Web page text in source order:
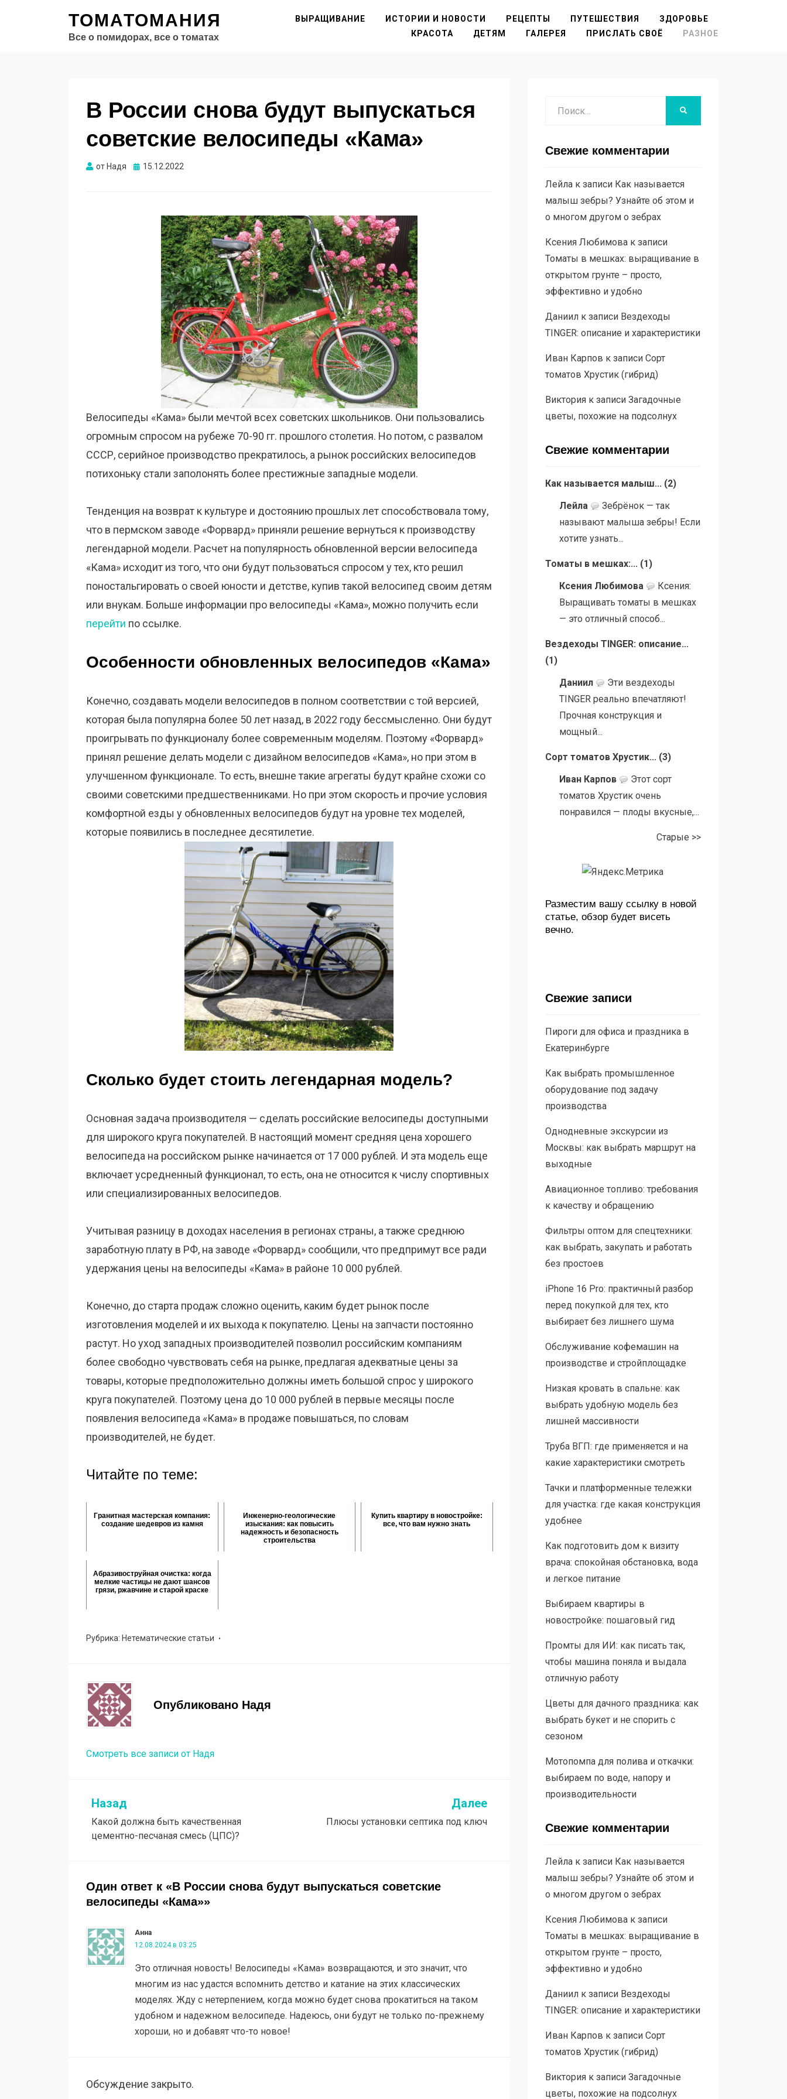
ТОМАТОМАНИЯ
Все о помидорах, все о томатах
ВЫРАЩИВАНИЕ ИСТОРИИ И НОВОСТИ РЕЦЕПТЫ ПУТЕШЕСТВИЯ
ЗДОРОВЬЕ
КРАСОТА
ДЕТЯМ ГАЛЕРЕЯ ПРИСЛАТЬ СВОЁ РАЗНОЕ
В России снова будут выпускаться
советские велосипеды «Кама»
от Надя Опубликовано
15.12.2022
Велосипеды «Кама» были мечтой всех советских школьников. Они пользовались
огромным спросом на рубеже 70-90 гг. прошлого столетия. Но потом, с развалом
СССР, серийное производство прекратилось, а рынок российских велосипедов
потихоньку стали заполонять более престижные западные модели.
Тенденция на возврат к культуре и достоянию прошлых лет способствовала тому,
что в пермском заводе «Форвард» приняли решение вернуться к производству
легендарной модели. Расчет на популярность обновленной версии велосипеда
«Кама» исходит из того, что они будут пользоваться спросом у тех, кто решил
поностальгировать о своей юности и детстве, купив такой велосипед своим детям
или внукам. Больше информации про велосипеды «Кама», можно получить если
перейти по ссылке.
Особенности обновленных велосипедов «Кама»
Конечно, создавать модели велосипедов в полном соответствии с той версией,
которая была популярна более 50 лет назад, в 2022 году бессмысленно. Они будут
проигрывать по функционалу более современным моделям. Поэтому «Форвард»
принял решение делать модели с дизайном велосипедов «Кама», но при этом в
улучшенном функционале. То есть, внешне такие агрегаты будут крайне схожи со
своими советскими предшественниками. Но при этом скорость и прочие условия
комфортной езды у обновленных велосипедов будут на уровне тех моделей,
которые появились в последнее десятилетие.
Сколько будет стоить легендарная модель?
Основная задача производителя — сделать российские велосипеды доступными
для широкого круга покупателей. В настоящий момент средняя цена хорошего
велосипеда на российском рынке начинается от 17 000 рублей. И эта модель еще
включает усредненный функционал, то есть, она не относится к числу спортивных
или специализированных велосипедов.
Учитывая разницу в доходах населения в регионах страны, а также среднюю
заработную плату в РФ, на заводе «Форвард» сообщили, что предпримут все ради
удержания цены на велосипеды «Кама» в районе 10 000 рублей.
Конечно, до старта продаж сложно оценить, каким будет рынок после
изготовления моделей и их выхода к покупателю. Цены на запчасти постоянно
растут. Но уход западных производителей позволил российским компаниям
более свободно чувствовать себя на рынке, предлагая адекватные цены за
товары, которые предположительно должны иметь большой спрос у широкого
круга покупателей. Поэтому цена до 10 000 рублей в первые месяцы после
появления велосипеда «Кама» в продаже повышаться, по словам
производителей, не будет.
Читайте по теме:
Гранитная мастерская компания:
создание шедевров из камня
Инженерно-геологические
изыскания: как повысить
надежность и безопасность
строительства
Купить квартиру в новостройке:
все, что вам нужно знать
Абразивоструйная очистка: когда
мелкие частицы не дают шансов
грязи, ржавчине и старой краске
Рубрика: Нетематические статьи
Опубликовано Надя
Смотреть все записи от Надя
Навигация
по
Назад
Какой должна быть качественная
цементно-песчаная смесь (ЦПС)?
Далее
Плюсы установки септика под ключ
Один ответ к «В России снова будут выпускаться советские
велосипеды «Кама»»
Анна
12.08.2024 в 03:25
Это отличная новость! Велосипеды «Кама» возвращаются, и это значит, что
многим из нас удастся вспомнить детство и катание на этих классических
моделях. Жду с нетерпением, когда можно будет снова прокатиться на таком
удобном и надежном велосипеде. Надеюсь, они будут не только по-прежнему
хороши, но и добавят что-то новое!
Обсуждение закрыто.
Свежие комментарии
Лейлак записи Как называется
малыш зебры? Узнайте об этом и
о многом другом о зебрах
Ксения Любимовак записи
Томаты в мешках: выращивание в
открытом грунте – просто,
эффективно и удобно
Даниилк записи Вездеходы
TINGER: описание и характеристики
Иван Карпов к записи Сорт
томатов Хрустик (гибрид)
Викторияк записи Загадочные
цветы, похожие на подсолнух
Свежие комментарии
Как называется малыш... (2)
Лейла
Зебрёнок — так
называют малыша зебры! Если
хотите узнать...
Томаты в мешках:... (1)
Ксения Любимова
Ксения:
Выращивать томаты в мешках
— это отличный способ...
Вездеходы TINGER: описание...
(1)
Даниил
Эти вездеходы
TINGER реально впечатляют!
Прочная конструкция и
мощный...
Сорт томатов Хрустик... (3)
Иван Карпов
Этот сорт
томатов Хрустик очень
понравился — плоды вкусные,...
Старые >>
Разместим вашу ссылку в новой
статье, обзор будет висеть
вечно.
Свежие записи
Пироги для офиса и праздника в
Екатеринбурге
Как выбрать промышленное
оборудование под задачу
производства
Однодневные экскурсии из
Москвы: как выбрать маршрут на
выходные
Авиационное топливо: требования
к качеству и обращению
Фильтры оптом для спецтехники:
как выбрать, закупать и работать
без простоев
iPhone 16 Pro: практичный разбор
перед покупкой для тех, кто
выбирает без лишнего шума
Обслуживание кофемашин на
производстве и стройплощадке
Низкая кровать в спальне: как
выбрать удобную модель без
лишней массивности
Труба ВГП: где применяется и на
какие характеристики смотреть
Тачки и платформенные тележки
для участка: где какая конструкция
удобнее
Как подготовить дом к визиту
врача: спокойная обстановка, вода
и легкое питание
Выбираем квартиры в
новостройке: пошаговый гид
Промты для ИИ: как писать так,
чтобы машина поняла и выдала
отличную работу
Цветы для дачного праздника: как
выбрать букет и не спорить с
сезоном
Мотопомпа для полива и откачки:
выбираем по воде, напору и
производительности
Свежие комментарии
Лейлак записи Как называется
малыш зебры? Узнайте об этом и
о многом другом о зебрах
Ксения Любимовак записи
Томаты в мешках: выращивание в
открытом грунте – просто,
эффективно и удобно
Даниилк записи Вездеходы
TINGER: описание и характеристики
Иван Карпов к записи Сорт
томатов Хрустик (гибрид)
Викторияк записи Загадочные
цветы, похожие на подсолнух